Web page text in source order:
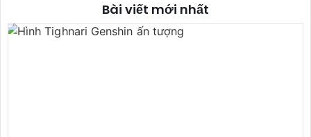
Bài viết mới nhất